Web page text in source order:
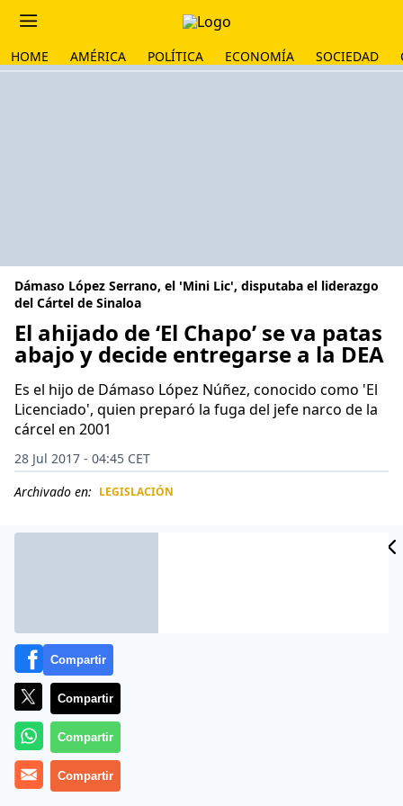
HOME AMÉRICA POLÍTICA ECONOMÍA SOCIEDAD
Dámaso López Serrano, el 'Mini Lic', disputaba el liderazgo
del Cártel de Sinaloa
El ahijado de ‘El Chapo’ se va patas
abajo y decide entregarse a la DEA
Es el hijo de Dámaso López Núñez, conocido como 'El
Licenciado', quien preparó la fuga del jefe narco de la
cárcel en 2001
28 Jul 2017 - 04:45 CET
Archivado en: LEGISLACIÓN
Dámaso López Serrano, alias «El Mini Lic», quien en los
Compartir
Compartir
Compartir
Compartir